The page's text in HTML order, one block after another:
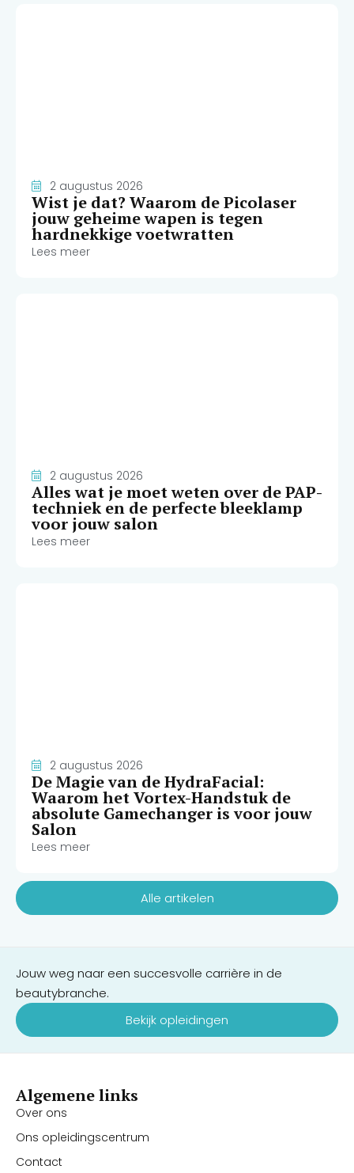
2 augustus 2026
Wist je dat? Waarom de Picolaser
jouw geheime wapen is tegen
hardnekkige voetwratten
Lees meer
2 augustus 2026
Alles wat je moet weten over de PAP-
techniek en de perfecte bleeklamp
voor jouw salon
Lees meer
2 augustus 2026
De Magie van de HydraFacial:
Waarom het Vortex-Handstuk de
absolute Gamechanger is voor jouw
Salon
Lees meer
Alle artikelen
Jouw weg naar een succesvolle carrière in de
beautybranche.
Bekijk opleidingen
Algemene links
Over ons
Ons opleidingscentrum
Contact